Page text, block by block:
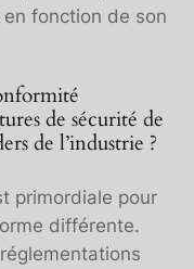
fonction de son
de sécurité de
de l’industrie ?
primordiale pour
différente.